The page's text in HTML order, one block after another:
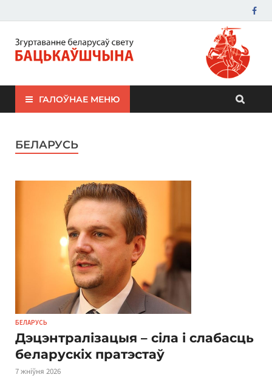
ЗБС "Бацькаўшчына"
ГАЛОЎНАЕ МЕНЮ
БЕЛАРУСЬ
БЕЛАРУСЬ
Дэцэнтралізацыя – сіла і слабасць
беларускіх пратэстаў
7 жніўня 2026